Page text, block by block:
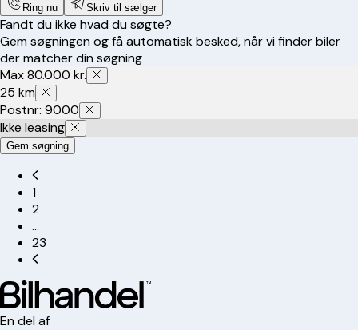
Ring nu Skriv til sælger
Fandt du ikke hvad du søgte?
Gem søgningen og få automatisk besked, når vi finder biler
der matcher din søgning
Max 80.000 kr.
25 km
Postnr: 9000
Ikke leasing
Gem søgning
1
2
…
23
En del af